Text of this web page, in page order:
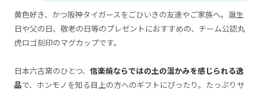
黄色好き、かつ阪神タイガースをごひいきの友達やご家族へ。誕生
日や父の日、敬老の日等のプレゼントにおすすめの、チーム公認丸
虎ロゴ刻印のマグカップです。
日本六古窯のひとつ、 信楽焼ならではの土の温かみを感じられる逸
品で、ホンモノを知る目上の方へのギフトにぴったり。たっぷりサ